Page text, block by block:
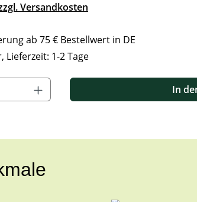
Versandkosten
ab 75 € Bestellwert in DE
1-2 Tage
gewünschten Wert ein oder benutze die
In